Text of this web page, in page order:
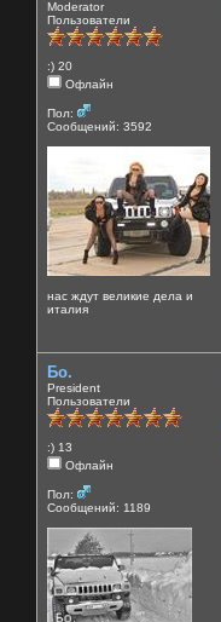
Moderator
Пользователи
:) 20
Офлайн
Пол:
Сообщений: 3592
нас ждут великие дела и
италия
Бо.
President
Пользователи
:) 13
Офлайн
Пол:
Сообщений: 1189